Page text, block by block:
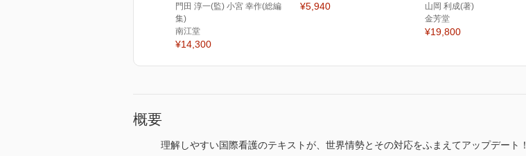
門田 淳一(監) 小宮 幸作(総編
集)
南江堂
¥14,300
¥5,940
山岡 利成(著)
金芳堂
¥19,800
概要
理解しやすい国際看護のテキストが、世界情勢とその対応をふまえてアップデート！